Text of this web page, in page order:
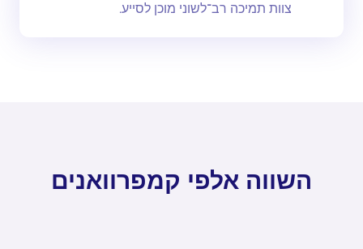
צוות תמיכה רב־לשוני מוכן לסייע.
השווה אלפי קמפרוואנים